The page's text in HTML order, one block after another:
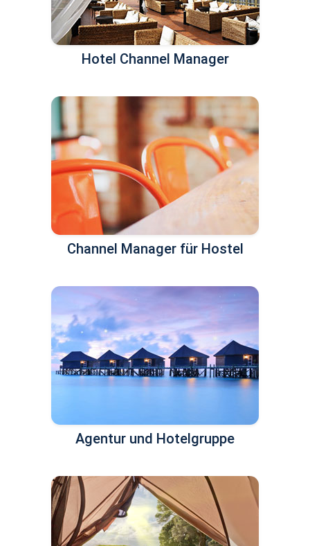
Hotel Channel Manager
Channel Manager für Hostel
Agentur und Hotelgruppe